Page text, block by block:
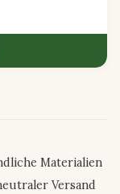
Materialien
Versand